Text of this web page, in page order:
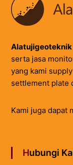
Alatujigeoteknik
serta jasa
yang kami
settlement plate
Kami juga dapat
Hubungi